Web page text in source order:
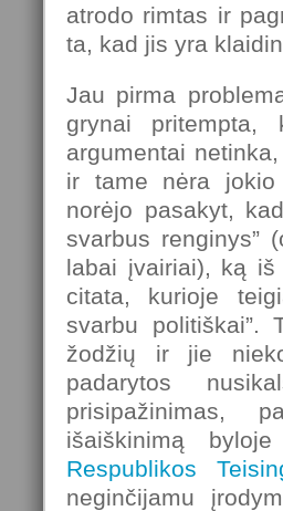
atrodo rimtas ir
ta, kad jis yra
Jau pirma
grynai pritempta,
argumentai
ir tame nėra jokio
norėjo pasakyt,
svarbus renginys”
labai įvairiai), ką
citata, kurioje
svarbu politiškai”.
žodžių ir jie
padarytos
prisipažinimas,
išaiškinimą byloje
Respublikos
neginčijamu